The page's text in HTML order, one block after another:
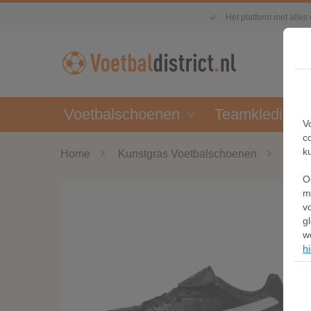
Het platform met
Voetbalschoenen Teamkleding
Home Kunstgras Voetbalschoenen